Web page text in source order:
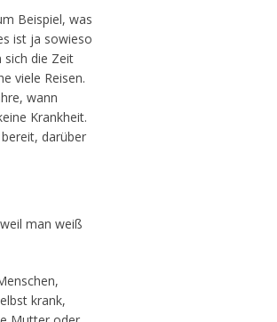
Beispiel, was
ist ja sowieso
sich die Zeit
viele Reisen.
wann
Krankheit.
darüber
man weiß
krank,